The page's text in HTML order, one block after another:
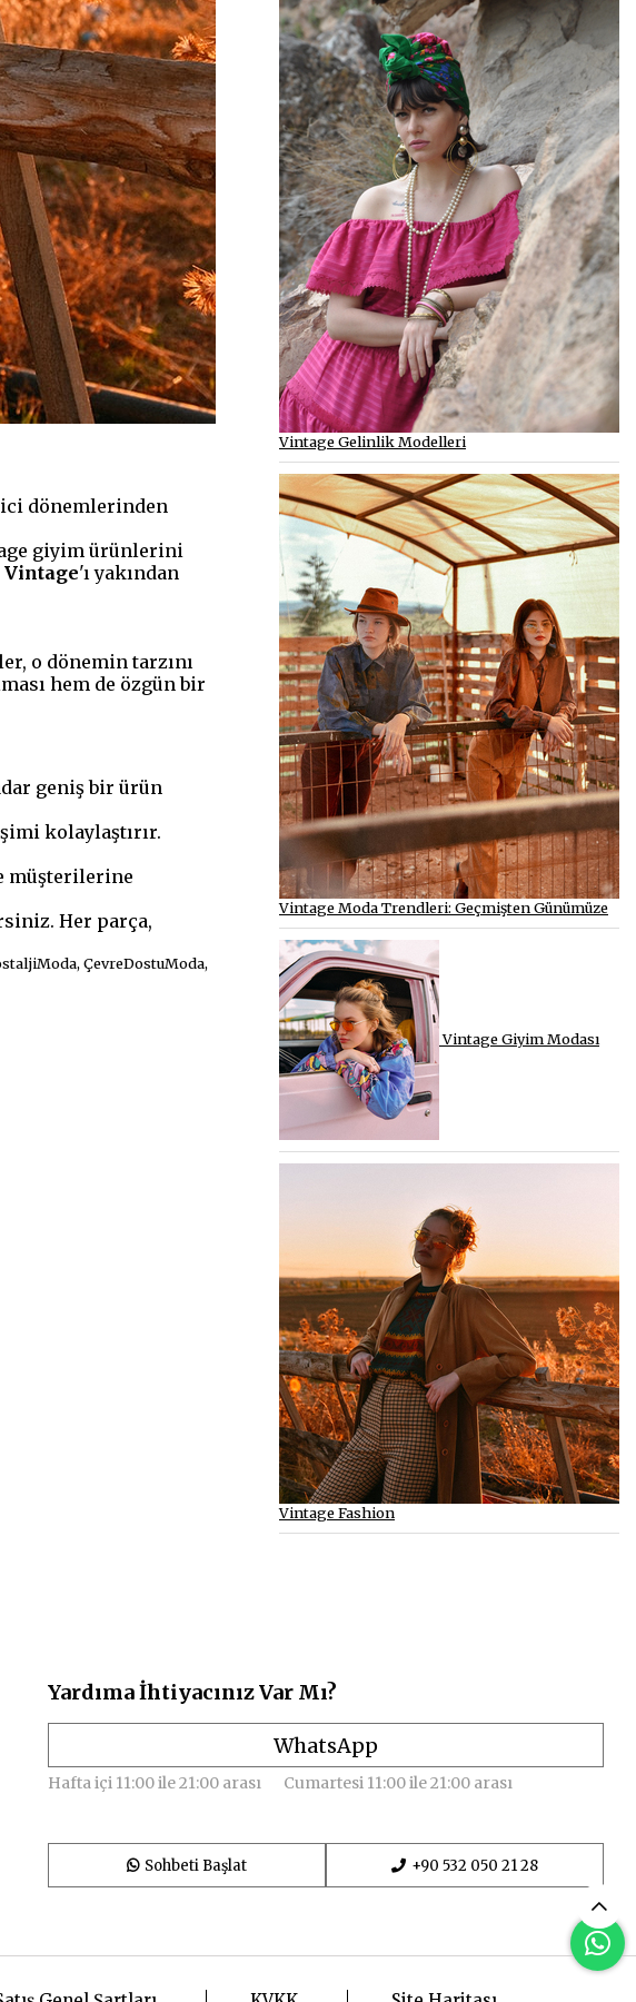
dönemlerinden
giyim ürünlerini
Vintage'ı yakından
o dönemin tarzını
hem de özgün bir
geniş bir ürün
kolaylaştırır.
müşterilerine
Her parça,
ÇevreDostuModa,
Vintage Gelinlik Modelleri
Vintage Moda Trendleri: Geçmişten Günümüze
Vintage Giyim Modası
Vintage Fashion
Yardıma İhtiyacınız Var Mı?
WhatsApp
Hafta içi 11:00 ile 21:00 arası Cumartesi 11:00 ile 21:00 arası
Sohbeti Başlat +90 532 050 21 28